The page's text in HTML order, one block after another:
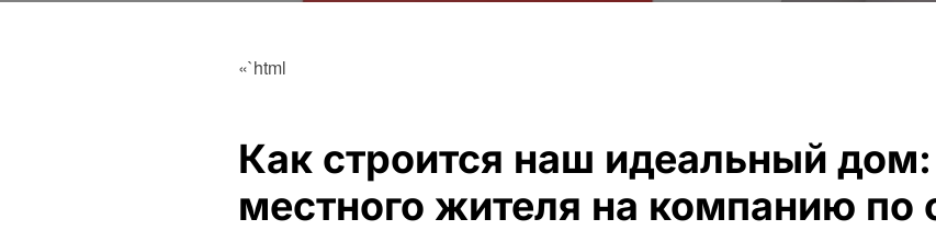
«`html
Как строится наш идеальный дом:
местного жителя на компанию по